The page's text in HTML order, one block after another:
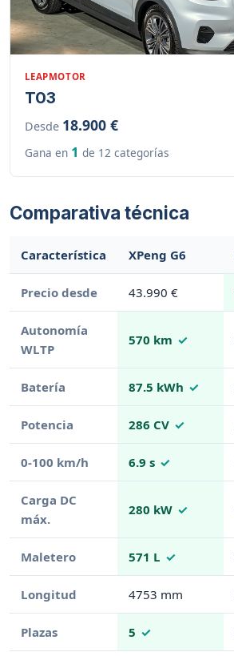
LEAPMOTOR
T03
Desde 18.900 €
Gana en 1 de 12 categorías
Comparativa técnica
Característica XPeng G6
Precio desde 43.990 €
Autonomía
WLTP
570 km
Batería 87.5 kWh
Potencia 286 CV
0-100 km/h 6.9 s
Carga DC
máx.
280 kW
Maletero 571 L
Longitud 4753 mm
Plazas 5